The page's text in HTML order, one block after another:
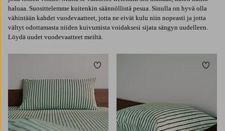
haluaa. Suosittelemme kuitenkin säännöllistä pesua. Sinulla on hyvä olla
vähintään kahdet vuodevaatteet, jotta ne eivät kulu niin nopeasti ja jotta
vältyt odottamasta niiden kuivumista voidaksesi sijata sängyn uudelleen.
Löydä uudet vuodevaatteet meiltä.
Lisää suosikkeihin Lisää